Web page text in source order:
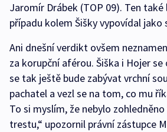
Jaromír Drábek (TOP 09). Ten
případu kolem Šišky vypovídal jako
Ani dnešní verdikt ovšem
za korupční aférou. Šiška i Hojer
se tak ještě bude zabývat vrchní
pachatel a vezl se na tom, co mu
To si myslím, že nebylo zohledněno
trestu,“ upozornil právní zástupce